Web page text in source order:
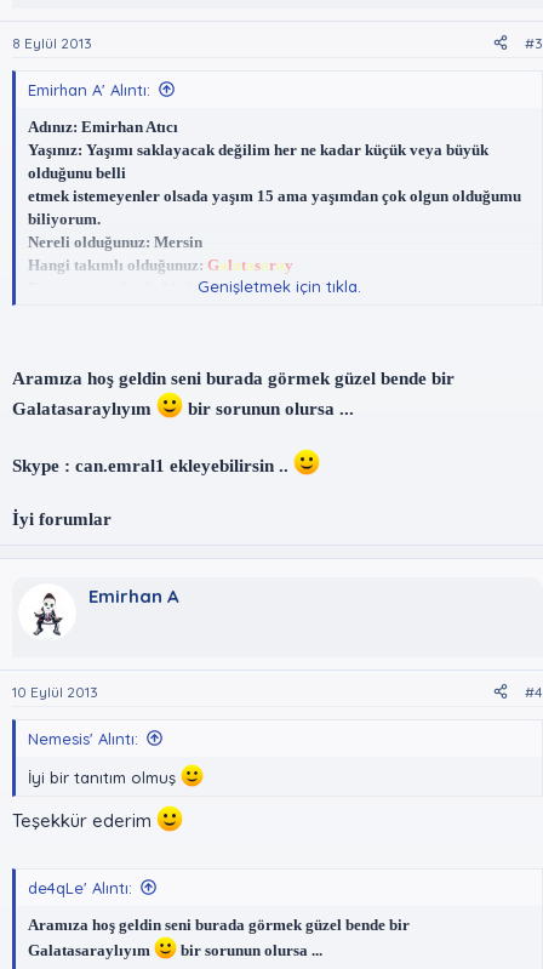
8 Eylül 2013 #3
Emirhan A' Alıntı:
Adınız: Emirhan Atıcı
Yaşınız: Yaşımı saklayacak değilim her ne kadar küçük veya büyük
olduğunu belli
etmek istemeyenler olsada yaşım 15 ama yaşımdan çok olgun olduğumu
biliyorum.
Nereli olduğunuz: Mersin
Hangi takımlı olduğunuz: Galatasaray
Forumu nereden bulduğunuz: W-S'den buldum.
İlgi alanlarım: Aslında bilgisayar öncelikli ilgi alanımdır
Knight Online,Metin2 gibi strateji oyunlarını çok severim ve
hepsinde de
Minecraft,Counter - Strike gibi oyunlarda
oynarım arada.
(MyBB,VBulletin,Wordpress vs.)
mutluyum..
Genişletmek için tıkla.
Aramıza hoş geldin seni burada görmek güzel bende bir
Galatasaraylıyım
bir sorunun olursa ...
Skype : can.emral1 ekleyebilirsin ..
İyi forumlar
Emirhan A
10 Eylül 2013 #4
Nemesis' Alıntı:
İyi bir tanıtım olmuş
Teşekkür ederim
de4qLe' Alıntı:
Aramıza hoş geldin seni burada görmek güzel bende bir
Galatasaraylıyım
bir sorunun olursa ...